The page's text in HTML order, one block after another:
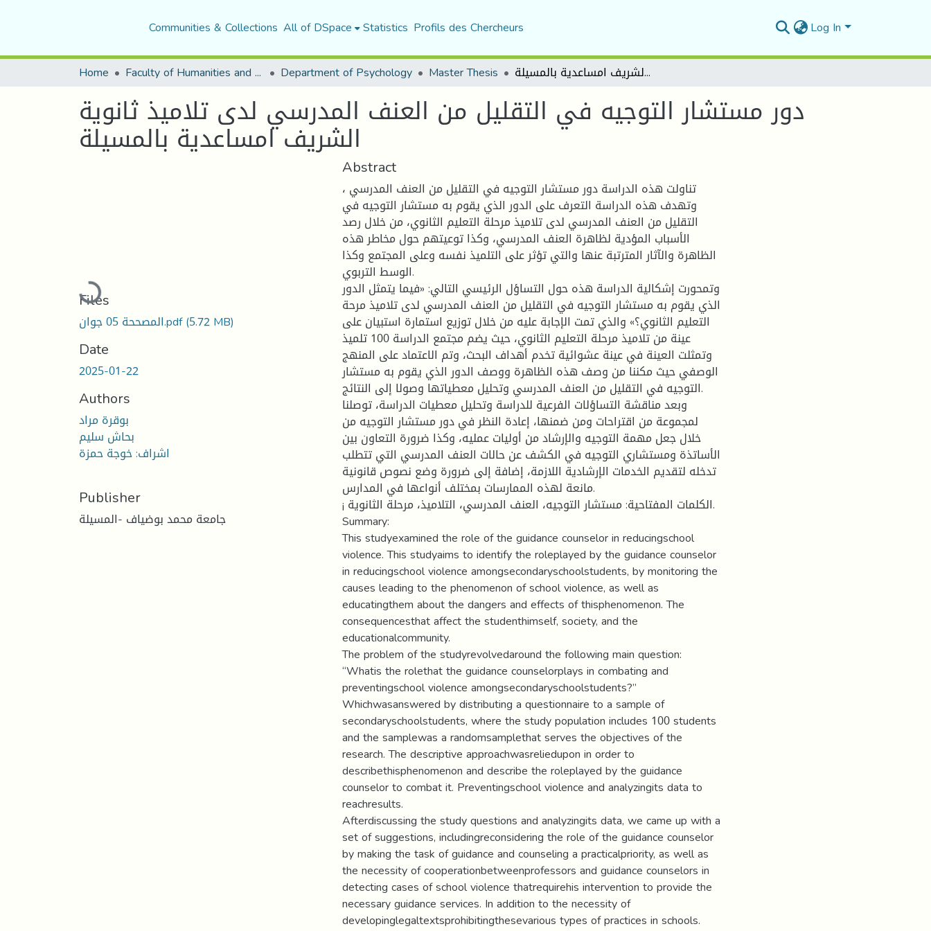
Communities & Collections All of DSpace Statistics Profils des Chercheurs Log In
Home Faculty of Humanities and Social Sciences Department of Psychology Master Thesis دور مستشار التوجيه في التقليل من العنف المدرسي لدى تلاميذ ثانوية الشريف امساعدية بالمسيلة
دور مستشار التوجيه في التقليل من العنف المدرسي لدى تلاميذ ثانوية
الشريف امساعدية بالمسيلة
Loading...
Files
المصححة 05 جوان.pdf(5.72 MB)
Date
2025-01-22
Authors
بوقرة مراد
بحاش سليم
اشراف: خوجة حمزة
Publisher
جامعة محمد بوضياف -المسيلة
Abstract
تناولت هذه الدراسة دور مستشار التوجيه في التقليل من العنف المدرسي ،
وتهدف هذه الدراسة التعرف على الدور الذي يقوم به مستشار التوجيه في
التقليل من العنف المدرسي لدى تلاميذ مرحلة التعليم الثانوي، من خلال رصد
الأسباب المؤدية لظاهرة العنف المدرسي، وكذا توعيتهم حول مخاطر هذه
الظاهرة والآثار المترتبة عنها والتي تؤثر على التلميذ نفسه وعلى المجتمع وكذا
الوسط التربوي.
وتمحورت إشكالية الدراسة هذه حول التساؤل الرئيسي التالي: «فيما يتمثل الدور
الذي يقوم به مستشار التوجيه في التقليل من العنف المدرسي لدى تلاميذ مرحة
التعليم الثانوي؟» والذي تمت الإجابة عليه من خلال توزيع استمارة استبيان على
عينة من تلاميذ مرحلة التعليم الثانوي، حيث يضم مجتمع الدراسة 100 تلميذ
وتمثلت العينة في عينة عشوائية تخدم أهداف البحث، وتم الاعتماد على المنهج
الوصفي حيث مكننا من وصف هذه الظاهرة ووصف الدور الذي يقوم به مستشار
التوجيه في التقليل من العنف المدرسي وتحليل معطياتها وصولا إلى النتائج.
وبعد مناقشة التساؤلات الفرعية للدراسة وتحليل معطيات الدراسة، توصلنا
لمجموعة من اقتراحات ومن ضمنها، إعادة النظر في دور مستشار التوجيه من
خلال جعل مهمة التوجيه والإرشاد من أوليات عمليه، وكذا ضرورة التعاون بين
الأساتذة ومستشاري التوجيه في الكشف عن حالات العنف المدرسي التي تتطلب
تدخله لتقديم الخدمات الإرشادية اللازمة، إضافة إلى ضرورة وضع نصوص قانونية
مانعة لهذه الممارسات بمختلف أنواعها في المدارس.
¡ الكلمات المفتاحية: مستشار التوجيه، العنف المدرسي، التلاميذ، مرحلة الثانوية.
Summary:
This studyexamined the role of the guidance counselor in reducingschool
violence. This studyaims to identify the roleplayed by the guidance counselor
in reducingschool violence amongsecondaryschoolstudents, by monitoring the
causes leading to the phenomenon of school violence, as well as
educatingthem about the dangers and effects of thisphenomenon. The
consequencesthat affect the studenthimself, society, and the
educationalcommunity.
The problem of the studyrevolvedaround the following main question:
“Whatis the rolethat the guidance counselorplays in combating and
preventingschool violence amongsecondaryschoolstudents?”
Whichwasanswered by distributing a questionnaire to a sample of
secondaryschoolstudents, where the study population includes 100 students
and the samplewas a randomsamplethat serves the objectives of the
research. The descriptive approachwasreliedupon in order to
describethisphenomenon and describe the roleplayed by the guidance
counselor to combat it. Preventingschool violence and analyzingits data to
reachresults.
Afterdiscussing the study questions and analyzingits data, we came up with a
set of suggestions, includingreconsidering the role of the guidance counselor
by making the task of guidance and counseling a practicalpriority, as well as
the necessity of cooperationbetweenprofessors and guidance counselors in
detecting cases of school violence thatrequirehis intervention to provide the
necessary guidance services. In addition to the necessity of
developinglegaltextsprohibitingthesevarious types of practices in schools.